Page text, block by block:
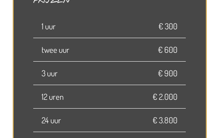
1 uur € 300
twee uur € 600
3 uur € 900
12 uren € 2.000
24 uur € 3.800